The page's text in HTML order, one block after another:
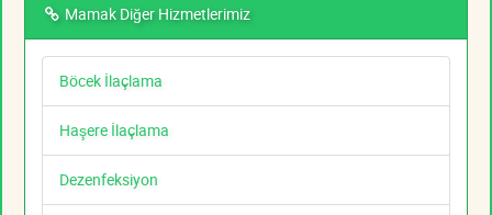
Mamak Diğer Hizmetlerimiz
Böcek İlaçlama
Haşere İlaçlama
Dezenfeksiyon